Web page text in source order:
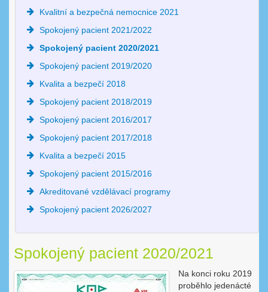
Kvalitní a bezpečná nemocnice 2021
Spokojený pacient 2021/2022
Spokojený pacient 2020/2021
Spokojený pacient 2019/2020
Kvalita a bezpečí 2018
Spokojený pacient 2018/2019
Spokojený pacient 2016/2017
Spokojený pacient 2017/2018
Kvalita a bezpečí 2015
Spokojený pacient 2015/2016
Akreditované vzdělávací programy
Spokojený pacient 2026/2027
Spokojený pacient 2020/2021
Na konci roku 2019
proběhlo jedenácté